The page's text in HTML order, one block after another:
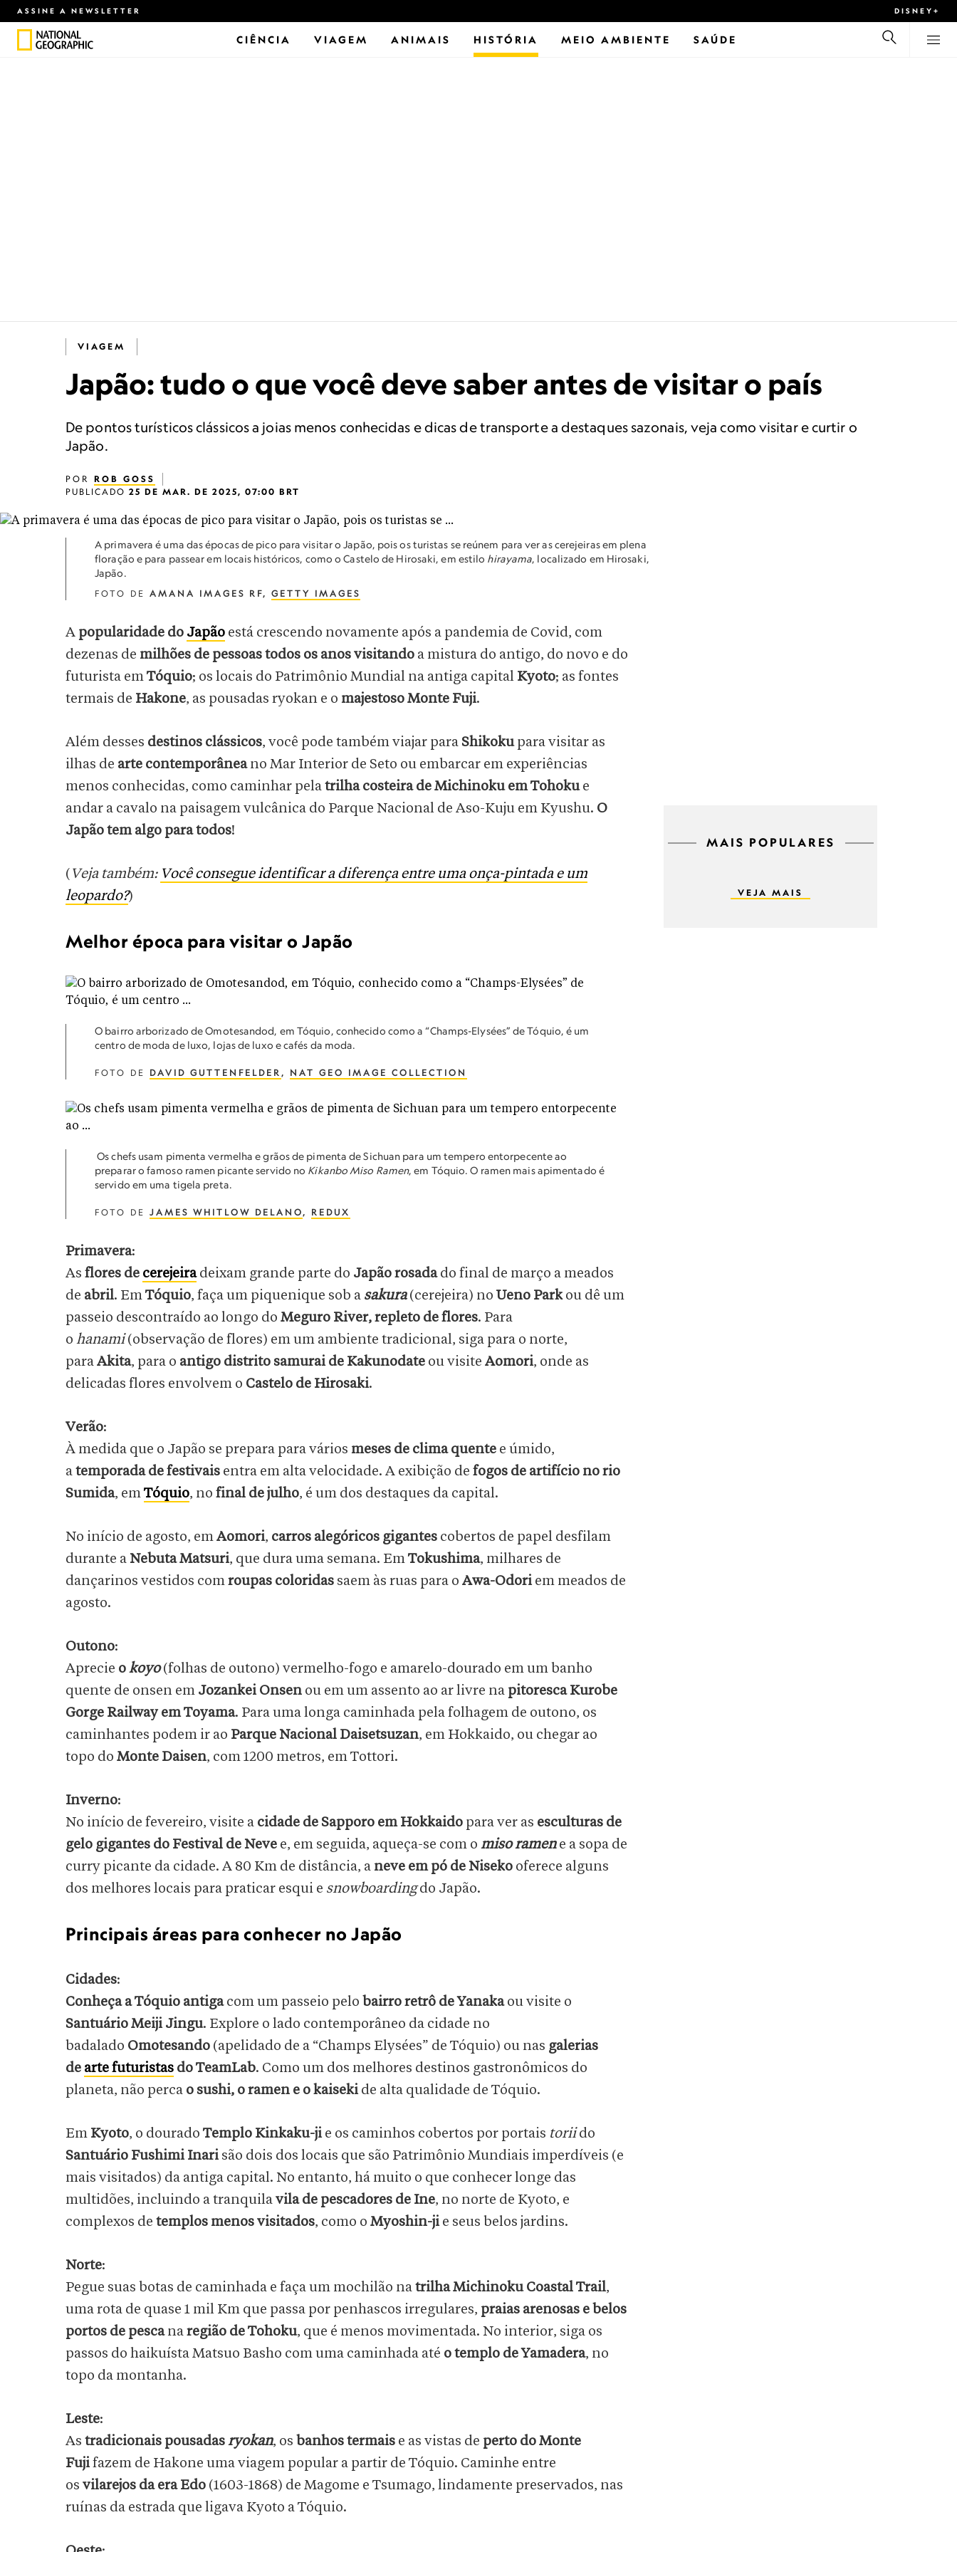
ASSINE A NEWSLETTER DISNEY+
CIÊNCIA VIAGEM ANIMAIS HISTÓRIA MEIO AMBIENTE SAÚDE
VIAGEM
Japão: tudo o que você deve saber antes de visitar o país
De pontos turísticos clássicos a joias menos conhecidas e dicas de transporte a destaques sazonais, veja como visitar e curtir o
Japão.
POR ROB GOSS
PUBLICADO 25 DE MAR. DE 2025, 07:00 BRT
A primavera é uma das épocas de pico para visitar o Japão, pois os turistas se reúnem para ver as cerejeiras em plena
floração e para passear em locais históricos, como o Castelo de Hirosaki, em estilo hirayama, localizado em Hirosaki,
Japão.
FOTO DE AMANA IMAGES RF, GETTY IMAGES
A popularidade do Japão está crescendo novamente após a pandemia de Covid, com
dezenas de milhões de pessoas todos os anos visitando a mistura do antigo, do novo e do
futurista emTóquio; os locais do Patrimônio Mundial na antiga capital Kyoto; as fontes
termais de Hakone, as pousadas ryokan e o majestoso Monte Fuji.
Além desses destinos clássicos, você pode também viajar para Shikokupara visitar as
ilhas de arte contemporâneano Mar Interior de Seto ou embarcar em experiências
menos conhecidas, como caminhar pelatrilha costeira de Michinoku em Tohokue
andar a cavalo na paisagem vulcânica do Parque Nacional de Aso-Kuju em Kyushu. O
Japão tem algo para todos!
( Veja também: Você consegue identificar a diferença entre uma onça-pintada e um
leopardo?)
Melhor época para visitar o Japão
O bairro arborizado de Omotesandod, em Tóquio, conhecido como a “Champs-Elysées” de Tóquio, é um
centro de moda de luxo, lojas de luxo e cafés da moda.
FOTO DE DAVID GUTTENFELDER , NAT GEO IMAGE COLLECTION
Os chefs usam pimenta vermelha e grãos de pimenta de Sichuan para um tempero entorpecente ao
preparar o famoso ramen picante servido no Kikanbo Miso Ramen, em Tóquio. O ramen mais apimentado é
servido em uma tigela preta.
FOTO DE JAMES WHITLOW DELANO, REDUX
Primavera:
As flores de cerejeira deixam grande parte do Japão rosadado final de março a meados
de abril. EmTóquio, faça um piquenique sob a sakura(cerejeira) no Ueno Parkou dê um
passeio descontraído ao longo do Meguro River, repleto de flores. Para
o hanami(observação de flores) em um ambiente tradicional, siga para o norte,
paraAkita, para o antigo distrito samurai de Kakunodate ou visite Aomori, onde as
delicadas flores envolvem o Castelo de Hirosaki.
Verão:
À medida que o Japão se prepara para vários meses de clima quente e úmido,
atemporada de festivais entra em alta velocidade. A exibição de fogos de artifício no rio
Sumida, emTóquio, no final de julho, é um dos destaques da capital.
No início de agosto, emAomori, carros alegóricos gigantes cobertos de papel desfilam
durante a Nebuta Matsuri, que dura uma semana. EmTokushima, milhares de
dançarinos vestidos comroupas coloridas saem às ruas para o Awa-Odoriem meados de
agosto.
Outono:
Aprecie okoyo(folhas de outono) vermelho-fogo e amarelo-dourado em um banho
quente de onsen em Jozankei Onsen ou em um assento ao ar livre na pitoresca Kurobe
Gorge Railway em Toyama. Para uma longa caminhada pela folhagem de outono, os
caminhantes podem ir ao Parque Nacional Daisetsuzan, em Hokkaido, ou chegar ao
topo do Monte Daisen, com 1200 metros, em Tottori.
Inverno:
No início de fevereiro, visite a cidade de Sapporo em Hokkaido para ver as esculturas de
gelo gigantes do Festival de Neve e, em seguida, aqueça-se com o miso ramene a sopa de
curry picante da cidade. A 80 Km de distância, a neve em pó de Niseko oferece alguns
dos melhores locais para praticar esqui e snowboardingdo Japão.
Principais áreas para conhecer no Japão
Cidades:
Conheça a Tóquio antigacom um passeio pelo bairro retrô de Yanakaou visite o
Santuário Meiji Jingu. Explore o lado contemporâneo da cidade no
badalado Omotesando (apelidado de a “Champs Elysées” de Tóquio) ou nas galerias
de arte futuristas do TeamLab. Como um dos melhores destinos gastronômicos do
planeta, não perca o sushi, o ramen e o kaisekide alta qualidade de Tóquio.
Em Kyoto, o dourado Templo Kinkaku-jie os caminhos cobertos por portais toriido
Santuário Fushimi Inarisão dois dos locais que são Patrimônio Mundiais imperdíveis (e
mais visitados) da antiga capital. No entanto, há muito o que conhecer longe das
multidões, incluindo a tranquilavila de pescadores de Ine, no norte de Kyoto, e
complexos de templos menos visitados, como o Myoshin-jie seus belos jardins.
Norte:
Pegue suas botas de caminhada e faça um mochilão natrilha Michinoku Coastal Trail,
uma rota de quase 1 mil Km que passa por penhascos irregulares, praias arenosas e belos
portos de pescanaregião de Tohoku, que é menos movimentada. No interior, siga os
passos do haikuísta Matsuo Basho com uma caminhada até o templo de Yamadera, no
topo da montanha.
Leste:
As tradicionais pousadasryokan, os banhos termais e as vistas de perto do Monte
Fujifazem de Hakone uma viagem popular a partir de Tóquio. Caminhe entre
os vilarejos da era Edo (1603-1868) de Magome e Tsumago, lindamente preservados, nas
ruínas da estrada que ligava Kyoto a Tóquio.
MAIS POPULARES
VEJA MAIS